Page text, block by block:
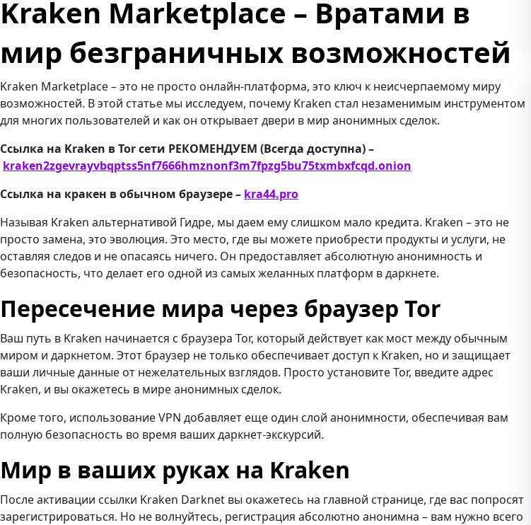
Kraken Marketplace – Вратами в
мир безграничных возможностей
Kraken Marketplace – это не просто онлайн-платформа, это ключ к неисчерпаемому миру
возможностей. В этой статье мы исследуем, почему Kraken стал незаменимым инструментом
для многих пользователей и как он открывает двери в мир анонимных сделок.
Ссылка на Kraken в Tor сети РЕКОМЕНДУЕМ (Всегда доступна) –
kraken2zgevrayvbqptss5nf7666hmznonf3m7fpzg5bu75txmbxfcqd.onion
Ссылка на кракен в обычном браузере – kra44.pro
Называя Kraken альтернативой Гидре, мы даем ему слишком мало кредита. Kraken – это не
просто замена, это эволюция. Это место, где вы можете приобрести продукты и услуги, не
оставляя следов и не опасаясь ничего. Он предоставляет абсолютную анонимность и
безопасность, что делает его одной из самых желанных платформ в даркнете.
Пересечение мира через браузер Tor
Ваш путь в Kraken начинается с браузера Tor, который действует как мост между обычным
миром и даркнетом. Этот браузер не только обеспечивает доступ к Kraken, но и защищает
ваши личные данные от нежелательных взглядов. Просто установите Tor, введите адрес
Kraken, и вы окажетесь в мире анонимных сделок.
Кроме того, использование VPN добавляет еще один слой анонимности, обеспечивая вам
полную безопасность во время ваших даркнет-экскурсий.
Мир в ваших руках на Kraken
После активации ссылки Kraken Darknet вы окажетесь на главной странице, где вас попросят
зарегистрироваться. Но не волнуйтесь, регистрация абсолютно анонимна – вам нужно всего